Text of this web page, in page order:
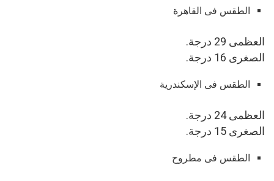
الطقس فى القاهرة
العظمى 29 درجة.
الصغرى 16 درجة.
الطقس فى الإسكندرية
العظمى 24 درجة.
الصغرى 15 درجة.
الطقس فى مطروح